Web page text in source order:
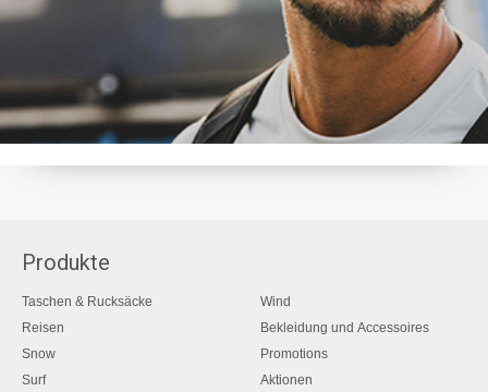
Produkte
Taschen & Rucksäcke
Reisen
Snow
Surf
Wind
Bekleidung und Accessoires
Promotions
Aktionen